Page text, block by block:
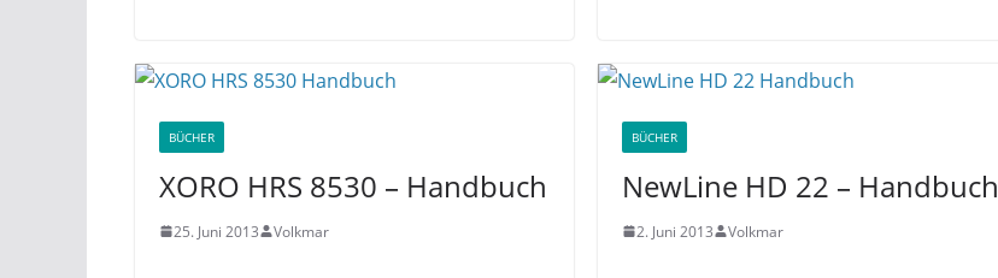
BÜCHER
XORO HRS 8530 – Handbuch
25. Juni 2013 Volkmar
BÜCHER
NewLine HD 22 – Handbuch
2. Juni 2013 Volkmar